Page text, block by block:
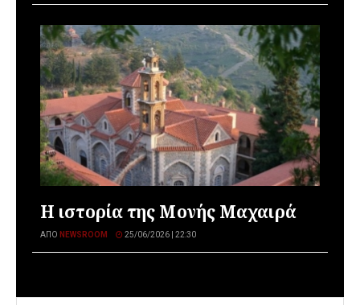
Η ιστορία της Μονής Μαχαιρά
ΑΠΌ NEWSROOM 25/06/2026 | 22:30